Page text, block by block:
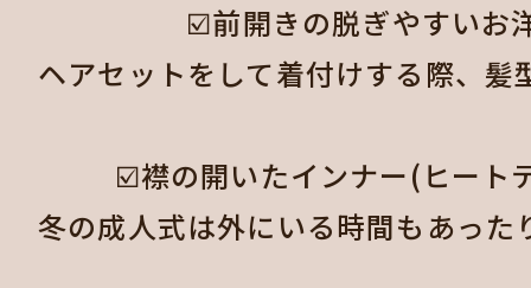
☑️前開きの脱ぎやすいお
ヘアセットをして着付けする際、
☑️襟の開いたインナー(ヒート
冬の成人式は外にいる時間もあっ